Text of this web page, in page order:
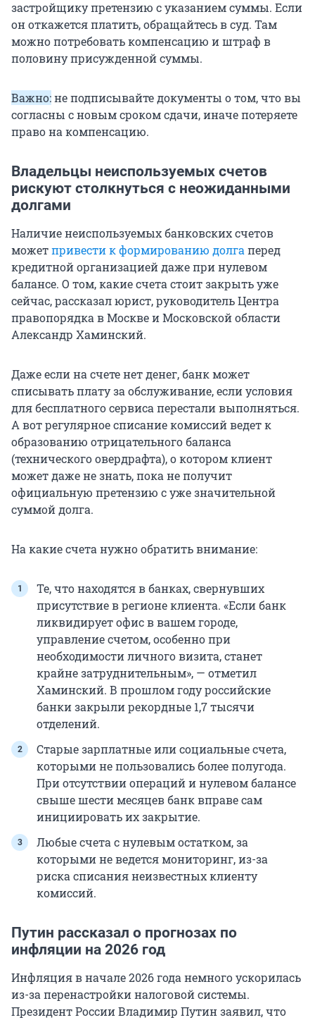
застройщику претензию с указанием суммы. Если
он откажется платить, обращайтесь в суд. Там
можно потребовать компенсацию и штраф в
половину присужденной суммы.
Важно:не подписывайте документы о том, что вы
согласны с новым сроком сдачи, иначе потеряете
право на компенсацию.
Владельцы неиспользуемых счетов
рискуют столкнуться с неожиданными
долгами
Наличие неиспользуемых банковских счетов
можетпривести к формированию долгаперед
кредитной организацией даже при нулевом
балансе. О том, какие счета стоит закрыть уже
сейчас, рассказал юрист, руководитель Центра
правопорядка в Москве и Московской области
Александр Хаминский.
Даже если на счете нет денег, банк может
списывать плату за обслуживание, если условия
для бесплатного сервиса перестали выполняться.
А вот регулярное списание комиссий ведет к
образованию отрицательного баланса
(технического овердрафта), о котором клиент
может даже не знать, пока не получит
официальную претензию с уже значительной
суммой долга.
На какие счета нужно обратить внимание:
Те, что находятся в банках, свернувших
присутствие в регионе клиента. «Если банк
ликвидирует офис в вашем городе,
управление счетом, особенно при
необходимости личного визита, станет
крайне затруднительным», — отметил
Хаминский. В прошлом году российские
банки закрыли рекордные 1,7 тысячи
отделений.
Старые зарплатные или социальные счета,
которыми не пользовались более полугода.
При отсутствии операций и нулевом балансе
свыше шести месяцев банк вправе сам
инициировать их закрытие.
Любые счета с нулевым остатком, за
которыми не ведется мониторинг, из-за
риска списания неизвестных клиенту
комиссий.
Путин рассказал о прогнозах по
инфляции на 2026 год
Инфляция в начале 2026 года немного ускорилась
из-за перенастройки налоговой системы.
Президент России Владимир Путин заявил, что